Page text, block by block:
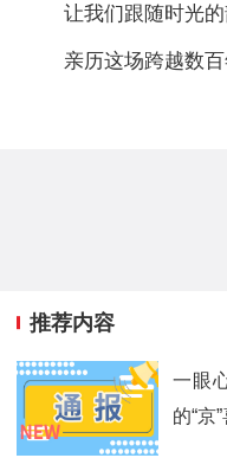
让我们跟随时光
亲历这场跨越数
推荐内容
一眼
的“京